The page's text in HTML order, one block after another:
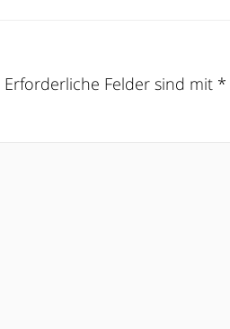
Erforderliche Felder sind mit *